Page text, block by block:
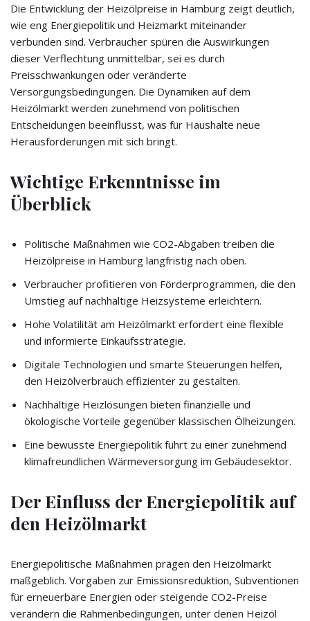
Die Entwicklung der Heizölpreise in Hamburg zeigt deutlich,
wie eng Energiepolitik und Heizmarkt miteinander
verbunden sind. Verbraucher spüren die Auswirkungen
dieser Verflechtung unmittelbar, sei es durch
Preisschwankungen oder veränderte
Versorgungsbedingungen. Die Dynamiken auf dem
Heizölmarkt werden zunehmend von politischen
Entscheidungen beeinflusst, was für Haushalte neue
Herausforderungen mit sich bringt.
Wichtige Erkenntnisse im
Überblick
Politische Maßnahmen wie CO2-Abgaben treiben die
Heizölpreise in Hamburg langfristig nach oben.
Verbraucher profitieren von Förderprogrammen, die den
Umstieg auf nachhaltige Heizsysteme erleichtern.
Hohe Volatilität am Heizölmarkt erfordert eine flexible
und informierte Einkaufsstrategie.
Digitale Technologien und smarte Steuerungen helfen,
den Heizölverbrauch effizienter zu gestalten.
Nachhaltige Heizlösungen bieten finanzielle und
ökologische Vorteile gegenüber klassischen Ölheizungen.
Eine bewusste Energiepolitik führt zu einer zunehmend
klimafreundlichen Wärmeversorgung im Gebäudesektor.
Der Einfluss der Energiepolitik auf
den Heizölmarkt
Energiepolitische Maßnahmen prägen den Heizölmarkt
maßgeblich. Vorgaben zur Emissionsreduktion, Subventionen
für erneuerbare Energien oder steigende CO2-Preise
verändern die Rahmenbedingungen, unter denen Heizöl